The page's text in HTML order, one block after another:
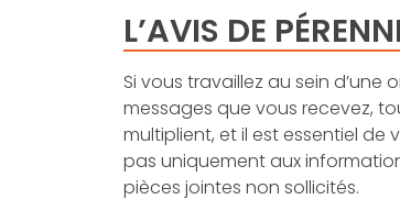
L’AVIS DE
Si vous travaillez au sein d’une
messages que vous recevez,
multiplient, et il est essentiel de
pas uniquement aux
pièces jointes non sollicités.